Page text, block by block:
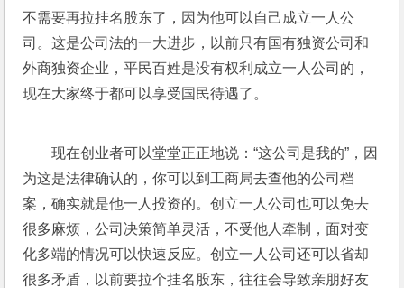
不需要再拉挂名股东了，因为他可以自己成立一人公
司。这是公司法的一大进步，以前只有国有独资公司和
外商独资企业，平民百姓是没有权利成立一人公司的，
现在大家终于都可以享受国民待遇了。
现在创业者可以堂堂正正地说：“这公司是我的”，因
为这是法律确认的，你可以到工商局去查他的公司档
案，确实就是他一人投资的。创立一人公司也可以免去
很多麻烦，公司决策简单灵活，不受他人牵制，面对变
化多端的情况可以快速反应。创立一人公司还可以省却
很多矛盾，以前要拉个挂名股东，往往会导致亲朋好友